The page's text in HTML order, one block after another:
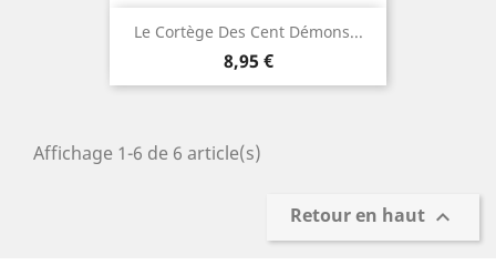
Le Cortège Des Cent Démons...
Prix
8,95 €
Affichage 1-6 de 6 article(s)
Retour en haut 